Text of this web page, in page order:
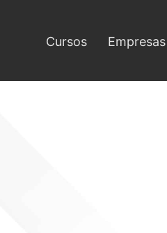
Cursos Empresas